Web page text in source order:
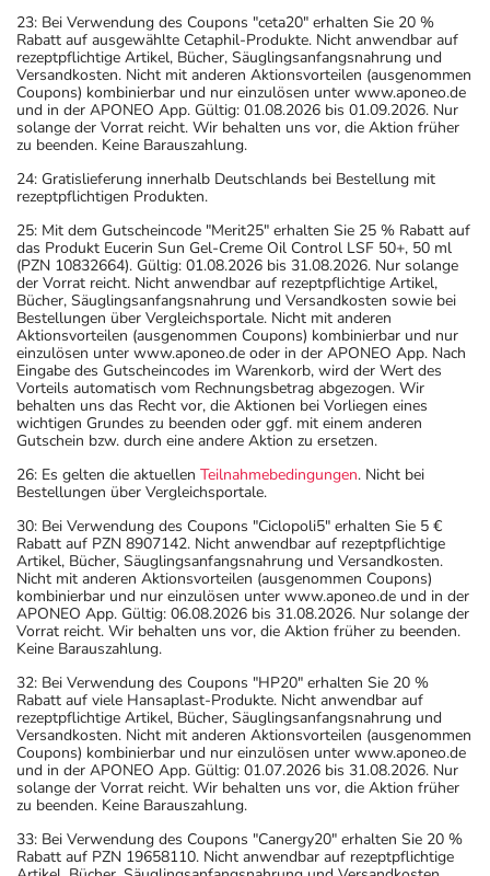
23: Bei Verwendung des Coupons "ceta20" erhalten Sie 20 %
Rabatt auf ausgewählte Cetaphil-Produkte. Nicht anwendbar auf
rezeptpflichtige Artikel, Bücher, Säuglingsanfangsnahrung und
Versandkosten. Nicht mit anderen Aktionsvorteilen (ausgenommen
Coupons) kombinierbar und nur einzulösen unter www.aponeo.de
und in der APONEO App. Gültig: 01.08.2026 bis 01.09.2026. Nur
solange der Vorrat reicht. Wir behalten uns vor, die Aktion früher
zu beenden. Keine Barauszahlung.
24: Gratislieferung innerhalb Deutschlands bei Bestellung mit
rezeptpflichtigen Produkten.
25: Mit dem Gutscheincode "Merit25" erhalten Sie 25 % Rabatt auf
das Produkt Eucerin Sun Gel-Creme Oil Control LSF 50+, 50 ml
(PZN 10832664). Gültig: 01.08.2026 bis 31.08.2026. Nur solange
der Vorrat reicht. Nicht anwendbar auf rezeptpflichtige Artikel,
Bücher, Säuglingsanfangsnahrung und Versandkosten sowie bei
Bestellungen über Vergleichsportale. Nicht mit anderen
Aktionsvorteilen (ausgenommen Coupons) kombinierbar und nur
einzulösen unter www.aponeo.de oder in der APONEO App. Nach
Eingabe des Gutscheincodes im Warenkorb, wird der Wert des
Vorteils automatisch vom Rechnungsbetrag abgezogen. Wir
behalten uns das Recht vor, die Aktionen bei Vorliegen eines
wichtigen Grundes zu beenden oder ggf. mit einem anderen
Gutschein bzw. durch eine andere Aktion zu ersetzen.
26: Es gelten die aktuellen Teilnahmebedingungen. Nicht bei
Bestellungen über Vergleichsportale.
30: Bei Verwendung des Coupons "Ciclopoli5" erhalten Sie 5 €
Rabatt auf PZN 8907142. Nicht anwendbar auf rezeptpflichtige
Artikel, Bücher, Säuglingsanfangsnahrung und Versandkosten.
Nicht mit anderen Aktionsvorteilen (ausgenommen Coupons)
kombinierbar und nur einzulösen unter www.aponeo.de und in der
APONEO App. Gültig: 06.08.2026 bis 31.08.2026. Nur solange der
Vorrat reicht. Wir behalten uns vor, die Aktion früher zu beenden.
Keine Barauszahlung.
32: Bei Verwendung des Coupons "HP20" erhalten Sie 20 %
Rabatt auf viele Hansaplast-Produkte. Nicht anwendbar auf
rezeptpflichtige Artikel, Bücher, Säuglingsanfangsnahrung und
Versandkosten. Nicht mit anderen Aktionsvorteilen (ausgenommen
Coupons) kombinierbar und nur einzulösen unter www.aponeo.de
und in der APONEO App. Gültig: 01.07.2026 bis 31.08.2026. Nur
solange der Vorrat reicht. Wir behalten uns vor, die Aktion früher
zu beenden. Keine Barauszahlung.
33: Bei Verwendung des Coupons "Canergy20" erhalten Sie 20 %
Rabatt auf PZN 19658110. Nicht anwendbar auf rezeptpflichtige